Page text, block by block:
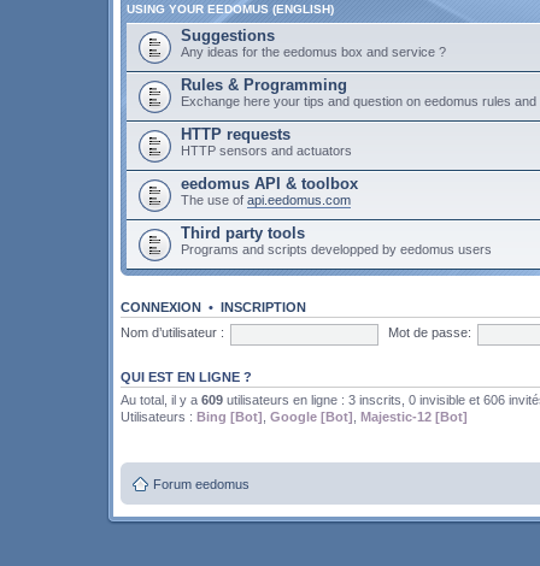
USING YOUR EEDOMUS (ENGLISH)
Suggestions
Any ideas for the eedomus box and service ?
Rules & Programming
Exchange here your tips and question on eedomus rules and
HTTP requests
HTTP sensors and actuators
eedomus API & toolbox
The use of api.eedomus.com
Third party tools
Programs and scripts developped by eedomus users
CONNEXION • INSCRIPTION
Nom d’utilisateur :
Mot de passe:
QUI EST EN LIGNE ?
Au total, il y a 609 utilisateurs en ligne : 3 inscrits, 0 invisible et 606
Utilisateurs : Bing [Bot] Google [Bot] Majestic-12 [Bot]
Forum eedomus